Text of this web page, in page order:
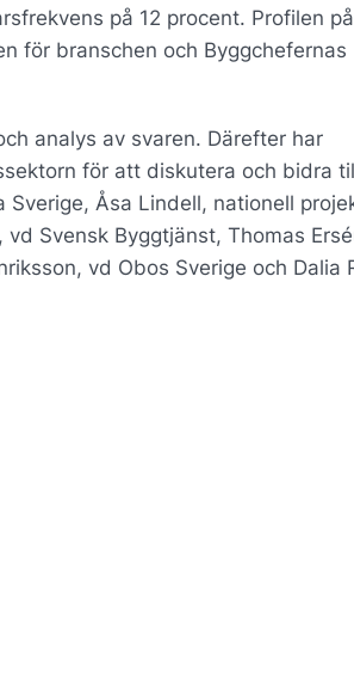
på 12 procent. Profilen
för branschen och Byggchefernas
analys av svaren. Därefter har
för att diskutera och bidra
Åsa Lindell, nationell
Svensk Byggtjänst, Thomas
vd Obos Sverige och Dalia